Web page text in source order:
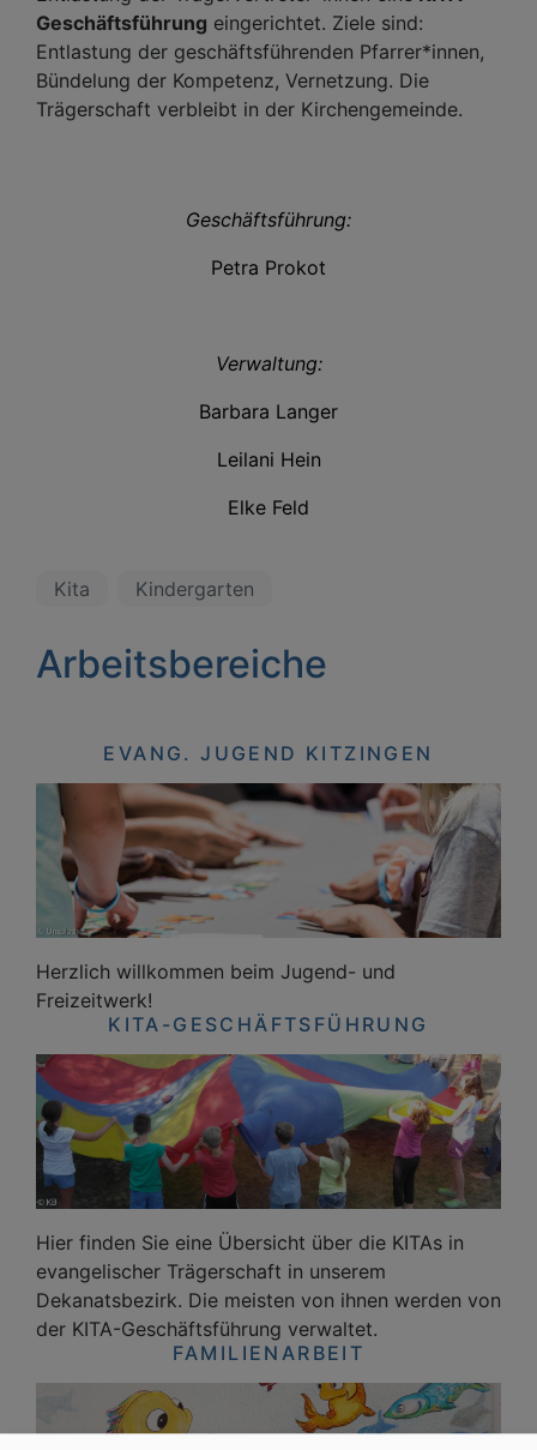
Geschäftsführung eingerichtet. Ziele sind:
Entlastung der geschäftsführenden Pfarrer*innen,
Bündelung der Kompetenz, Vernetzung. Die
Trägerschaft verbleibt in der Kirchengemeinde.
Geschäftsführung:
Petra Prokot
Verwaltung:
Barbara Langer
Leilani Hein
Elke Feld
Kita Kindergarten
Arbeitsbereiche
EVANG. JUGEND KITZINGEN
Herzlich willkommen beim Jugend- und
Freizeitwerk!
KITA-GESCHÄFTSFÜHRUNG
Hier finden Sie eine Übersicht über die KITAs in
evangelischer Trägerschaft in unserem
Dekanatsbezirk. Die meisten von ihnen werden von
der KITA-Geschäftsführung verwaltet.
FAMILIENARBEIT